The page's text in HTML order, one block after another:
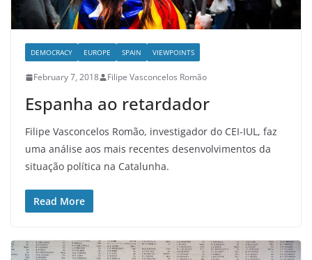
DEMOCRACY EUROPE SPAIN VIEWPOINTS
February 7, 2018 Filipe Vasconcelos Romão
Espanha ao retardador
Filipe Vasconcelos Romão, investigador do CEI-IUL, faz
uma análise aos mais recentes desenvolvimentos da
situação política na Catalunha.
Read More